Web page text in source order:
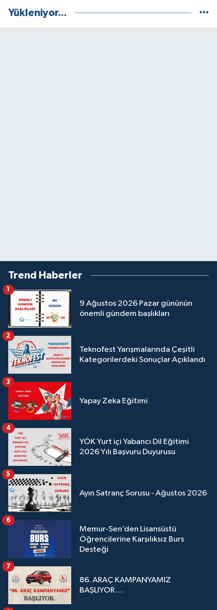
Yükleniyor...
Trend Haberler
9 Ağustos 2026 Pazar gününün
önemli gündem başlıkları
Teknofest Yarışmalarında Çeşitli
Kategorilerdeki Sonuçlar Açıklandı
2
Yapay Zeka Eğitimi
3
YÖK Yurt içi Yabancı Dil Eğitimi
2026 Yılı Başvuru Duyurusu
4
Ayın Satranç Sorusu - Ağustos 2026
5
Memur-Sen’den Lisansüstü
Öğrencilerine Karşılıksız Burs
Desteği
6
86. ARAÇ KAMPANYAMIZ
BAŞLIYOR…
7